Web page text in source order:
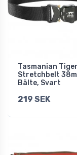
Tasmanian
Stretchbelt
Bälte, Svart
219 SEK